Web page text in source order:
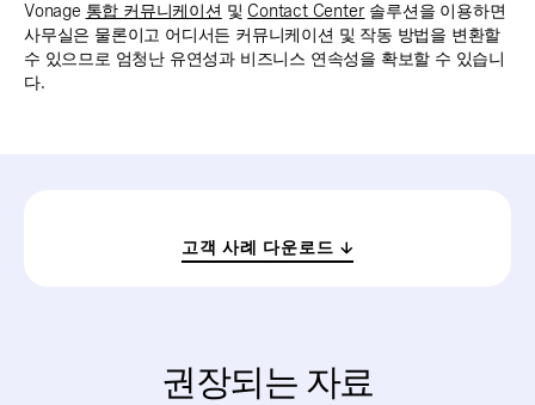
Vonage 통합 커뮤니케이션 및Contact Center솔루션을 이용하면
사무실은 물론이고 어디서든 커뮤니케이션 및 작동 방법을 변환할
수 있으므로 엄청난 유연성과 비즈니스 연속성을 확보할 수 있습니
다.
고객 사례 다운로드
권장되는 자료